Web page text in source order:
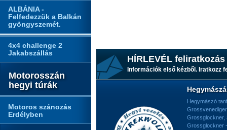
ALBÁNIA -
Felfedezzük a Balkán
gyöngyszemét.
4x4 challenge 2
Jakabszállás
Motorosszán
hegyi túrák
Motoros szánozás
Erdélyben
HÍRLEVÉL feliratkozás
Információk első kézből. Iratkozz
Hegymászó
Grossglockner,
Grossglockner